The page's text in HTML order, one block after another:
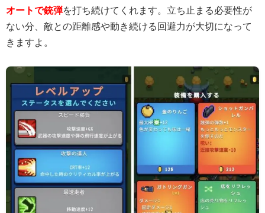
オートで銃弾を打ち続けてくれます。立ち止まる必要性が
ない分、敵との距離感や動き続ける回避力が大切になって
きますよ。